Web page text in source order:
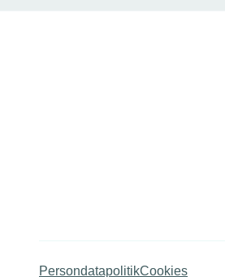
PersondatapolitikCookies